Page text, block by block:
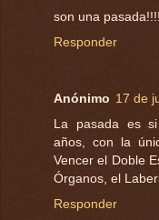
son una
Responder
Anónimo 17 de
La pasada es
años, con la
Vencer el Doble
Órganos, el
Responder